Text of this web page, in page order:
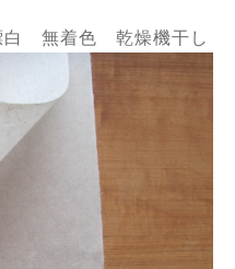
無着色 乾燥機干し